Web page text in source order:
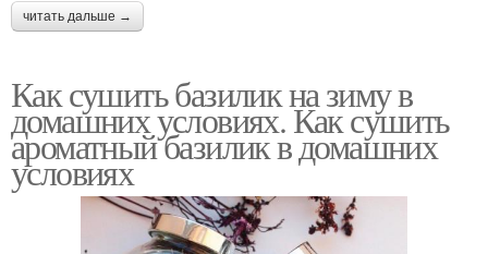
читать дальше →
Как сушить базилик на зиму в
домашних условиях. Как сушить
ароматный базилик в домашних
условиях